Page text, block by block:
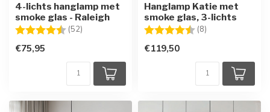
4-lichts hanglamp met
smoke glas - Raleigh
Beoordeling: (52)
€75,95
Hanglamp Katie met
smoke glas, 3-lichts
Beoordeling: (8)
€119,50